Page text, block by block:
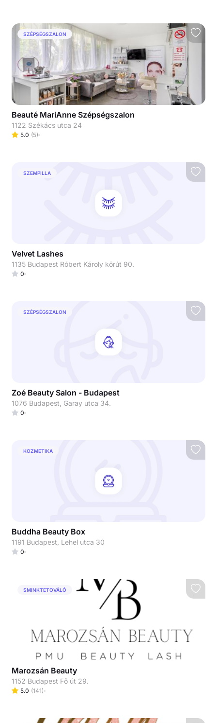
SZÉPSÉGSZALON
Beauté MariAnne Szépségszalon
1122 Székács utca 24
5.0 (5)
SZEMPILLA
Velvet Lashes
1135 Budapest Róbert Károly körút 90.
0
SZÉPSÉGSZALON
Zoé Beauty Salon - Budapest
1076 Budapest, Garay utca 34.
0
KOZMETIKA
Buddha Beauty Box
1191 Budapest, Lehel utca 30
0
SMINKTETOVÁLÓ
Marozsán Beauty
1152 Budapest Fő út 29.
5.0 (141)